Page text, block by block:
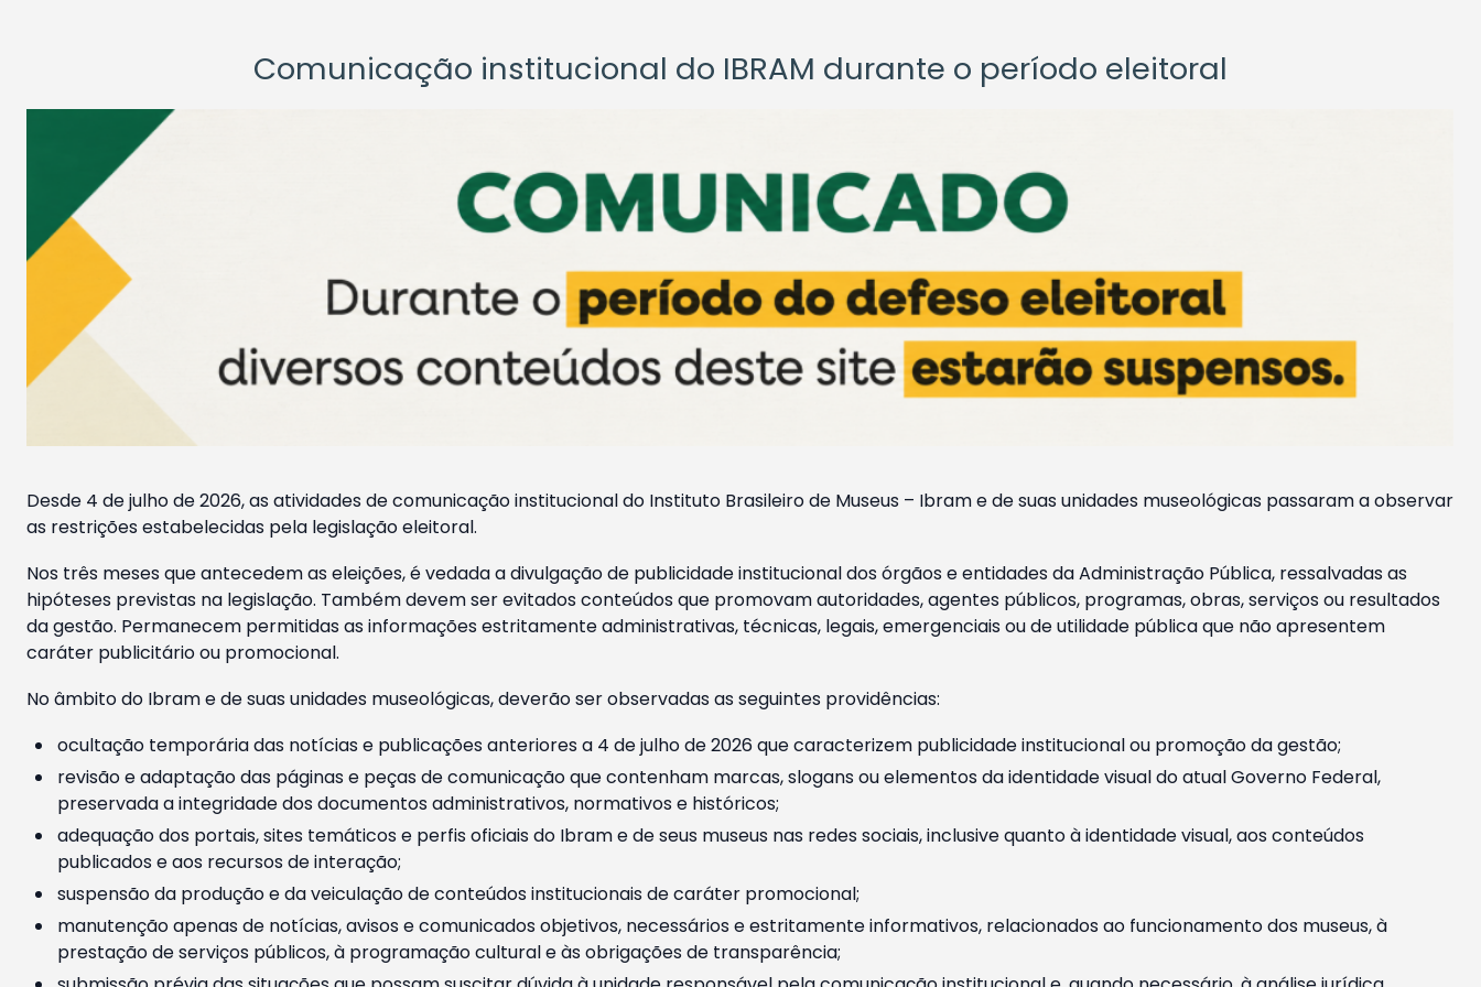
Comunicação institucional do IBRAM durante o período eleitoral
Desde 4 de julho de 2026, as atividades de comunicação institucional do Instituto Brasileiro de Museus – Ibram e de suas unidades museológicas passaram a observar
as restrições estabelecidas pela legislação eleitoral.
Nos três meses que antecedem as eleições, é vedada a divulgação de publicidade institucional dos órgãos e entidades da Administração Pública, ressalvadas as
hipóteses previstas na legislação. Também devem ser evitados conteúdos que promovam autoridades, agentes públicos, programas, obras, serviços ou resultados
da gestão. Permanecem permitidas as informações estritamente administrativas, técnicas, legais, emergenciais ou de utilidade pública que não apresentem
caráter publicitário ou promocional.
No âmbito do Ibram e de suas unidades museológicas, deverão ser observadas as seguintes providências:
ocultação temporária das notícias e publicações anteriores a 4 de julho de 2026 que caracterizem publicidade institucional ou promoção da gestão;
revisão e adaptação das páginas e peças de comunicação que contenham marcas, slogans ou elementos da identidade visual do atual Governo Federal,
preservada a integridade dos documentos administrativos, normativos e históricos;
adequação dos portais, sites temáticos e perfis oficiais do Ibram e de seus museus nas redes sociais, inclusive quanto à identidade visual, aos conteúdos
publicados e aos recursos de interação;
suspensão da produção e da veiculação de conteúdos institucionais de caráter promocional;
manutenção apenas de notícias, avisos e comunicados objetivos, necessários e estritamente informativos, relacionados ao funcionamento dos museus, à
prestação de serviços públicos, à programação cultural e às obrigações de transparência;